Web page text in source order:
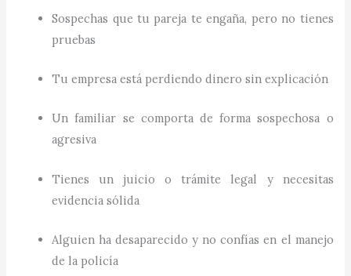
Sospechas que tu pareja te engaña, pero no tienes
pruebas
Tu empresa está perdiendo dinero sin explicación
Un familiar se comporta de forma sospechosa o
agresiva
Tienes un juicio o trámite legal y necesitas
evidencia sólida
Alguien ha desaparecido y no confías en el manejo
de la policía